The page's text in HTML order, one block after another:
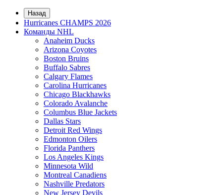
Назад
Hurricanes CHAMPS 2026
Команды NHL
Anaheim Ducks
Arizona Coyotes
Boston Bruins
Buffalo Sabres
Calgary Flames
Carolina Hurricanes
Chicago Blackhawks
Colorado Avalanche
Columbus Blue Jackets
Dallas Stars
Detroit Red Wings
Edmonton Oilers
Florida Panthers
Los Angeles Kings
Minnesota Wild
Montreal Canadiens
Nashville Predators
New Jersey Devils